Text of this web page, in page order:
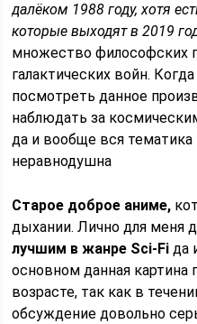
далёком 1988 году, хотя
которые выходят в 2019
множество философских
галактических войн.
посмотреть данное
наблюдать за
да и вообще вся
неравнодушна
Старое доброе аниме,
дыхании. Лично для меня
лучшим в жанре Sci-Fi да
основном данная картина
возрасте, так как в
обсуждение довольно